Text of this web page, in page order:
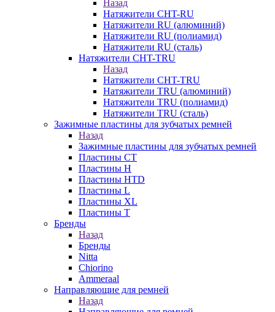
Назад
Натяжители CHT-RU
Натяжители RU (алюминий)
Натяжители RU (полиамид)
Натяжители RU (сталь)
Натяжители CHT-TRU
Назад
Натяжители CHT-TRU
Натяжители TRU (алюминий)
Натяжители TRU (полиамид)
Натяжители TRU (сталь)
Зажимные пластины для зубчатых ремней
Назад
Зажимные пластины для зубчатых ремней
Пластины CT
Пластины H
Пластины HTD
Пластины L
Пластины XL
Пластины T
Бренды
Назад
Бренды
Nitta
Chiorino
Ammeraal
Направляющие для ремней
Назад